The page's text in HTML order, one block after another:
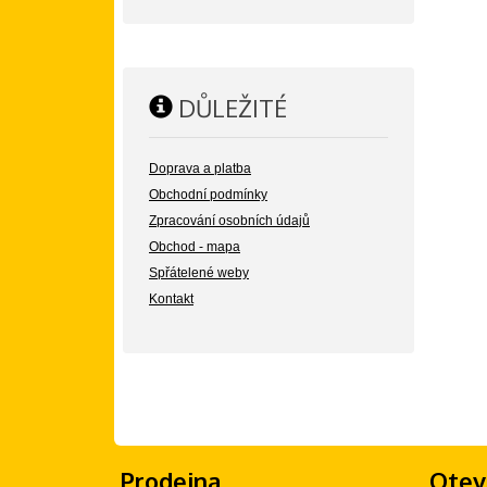
DŮLEŽITÉ
Doprava a platba
Obchodní podmínky
Zpracování osobních údajů
Obchod - mapa
Spřátelené weby
Kontakt
Prodejna